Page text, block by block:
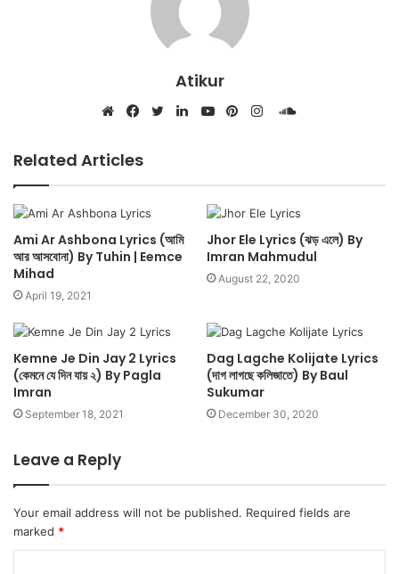
Atikur
SoundCloud
Related Articles
Ami Ar Ashbona Lyrics (আমি
আর আসবোনা) By Tuhin | Eemce
Mihad
April 19, 2021
Jhor Ele Lyrics (ঝড় এলে) By
Imran Mahmudul
August 22, 2020
Kemne Je Din Jay 2 Lyrics
(কেমনে যে দিন যায় ২) By Pagla
Imran
September 18, 2021
Dag Lagche Kolijate Lyrics
(দাগ লাগছে কলিজাতে) By Baul
Sukumar
December 30, 2020
Leave a Reply
Your email address will not be published. Required fields are
marked *